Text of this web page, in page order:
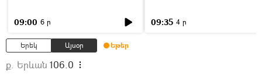
09:00 6 ր 09:35 4 ր
Երեկ Այսօր Եթեր
ք. Երևան 106.0